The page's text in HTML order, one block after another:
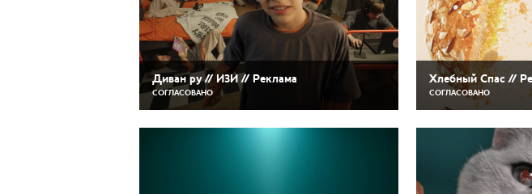
Диван ру // ИЗИ // Реклама
СОГЛАСОВАНО
Хлебный Спас //
СОГЛАСОВАНО